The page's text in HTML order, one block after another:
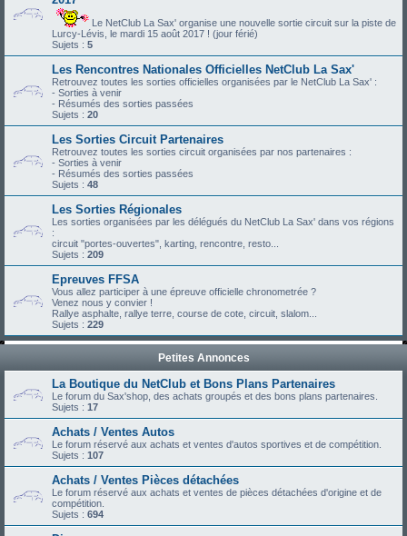
Le NetClub La Sax' organise une nouvelle sortie circuit sur la piste de
Lurcy-Lévis, le mardi 15 août 2017 ! (jour férié)
Sujets : 5
Les Rencontres Nationales Officielles NetClub La Sax'
Retrouvez toutes les sorties officielles organisées par le NetClub La Sax' :
- Sorties à venir
- Résumés des sorties passées
Sujets : 20
Les Sorties Circuit Partenaires
Retrouvez toutes les sorties circuit organisées par nos partenaires :
- Sorties à venir
- Résumés des sorties passées
Sujets : 48
Les Sorties Régionales
Les sorties organisées par les délégués du NetClub La Sax' dans vos régions
:
circuit "portes-ouvertes", karting, rencontre, resto...
Sujets : 209
Epreuves FFSA
Vous allez participer à une épreuve officielle chronometrée ?
Venez nous y convier !
Rallye asphalte, rallye terre, course de cote, circuit, slalom...
Sujets : 229
Petites Annonces
La Boutique du NetClub et Bons Plans Partenaires
Le forum du Sax'shop, des achats groupés et des bons plans partenaires.
Sujets : 17
Achats / Ventes Autos
Le forum réservé aux achats et ventes d'autos sportives et de compétition.
Sujets : 107
Achats / Ventes Pièces détachées
Le forum réservé aux achats et ventes de pièces détachées d'origine et de
compétition.
Sujets : 694